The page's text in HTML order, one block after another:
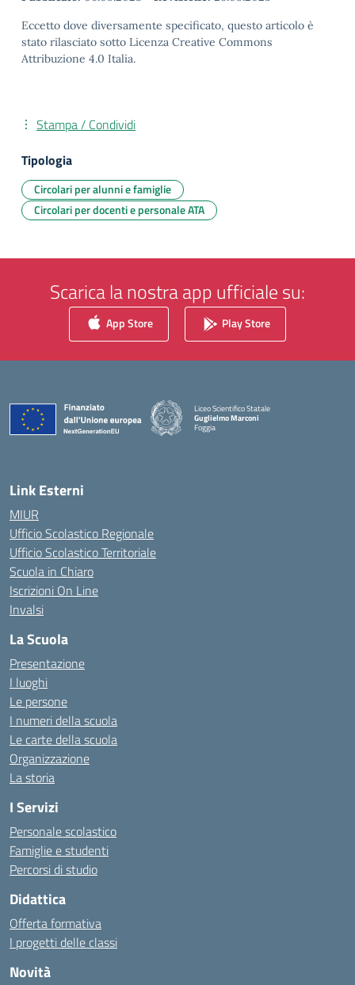
Eccetto dove diversamente specificato, questo articolo è
stato rilasciato sotto Licenza Creative Commons
Attribuzione 4.0 Italia.
Stampa / Condividi
Tipologia
Circolari per alunni e famiglie
Circolari per docenti e personale ATA
Scarica la nostra app ufficiale su:
App Store Play Store
Liceo Scientifico Statale
Guglielmo Marconi
Foggia
— Visita la pagina iniziale della scuola
Link Esterni
MIUR
Ufficio Scolastico Regionale
Ufficio Scolastico Territoriale
Scuola in Chiaro
Iscrizioni On Line
Invalsi
La Scuola
Presentazione
I luoghi
Le persone
I numeri della scuola
Le carte della scuola
Organizzazione
La storia
I Servizi
Personale scolastico
Famiglie e studenti
Percorsi di studio
Didattica
Offerta formativa
I progetti delle classi
Novità